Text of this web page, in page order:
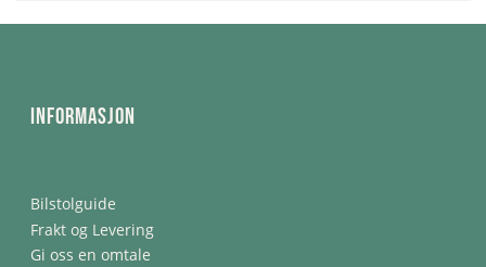
Informasjon
Bilstolguide
Frakt og Levering
Gi oss en omtale